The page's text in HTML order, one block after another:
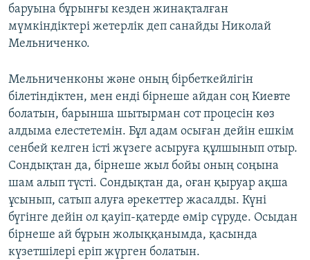
баруына бұрынғы кезден жинақталған
мүмкіндіктері жетерлік деп санайды Николай
Мельниченко.
Мельниченконы және оның бірбеткейлігін
білетіндіктен, мен енді бірнеше айдан соң Киевте
болатын, барынша шытырман сот процесін көз
алдыма елестетемін. Бұл адам осыған дейін ешкім
сенбей келген істі жүзеге асыруға құлшынып отыр.
Сондықтан да, бірнеше жыл бойы оның соңына
шам алып түсті. Сондықтан да, оған қыруар ақша
ұсынып, сатып алуға әрекеттер жасалды. Күні
бүгінге дейін ол қауіп-қатерде өмір сүруде. Осыдан
бірнеше ай бұрын жолыққанымда, қасында
күзетшілері еріп жүрген болатын.